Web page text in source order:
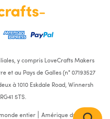
y compris LoveCrafts Makers
et au Pays de Galles (n° 07193527
à 1010 Eskdale Road, Winnersh
5TS.
entier Amérique du Nord